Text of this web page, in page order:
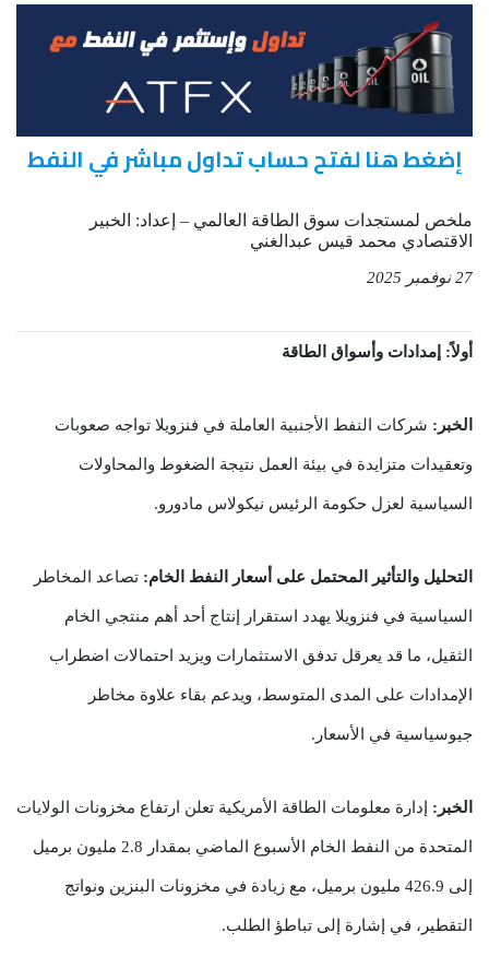
إضغط هنا لفتح حساب تداول مباشر في النفط
ملخص لمستجدات سوق الطاقة العالمي – إعداد: الخبير
الاقتصادي محمد قيس عبدالغني
27 نوفمبر 2025
أولاً: إمدادات وأسواق الطاقة
الخبر: شركات النفط الأجنبية العاملة في فنزويلا تواجه صعوبات
وتعقيدات متزايدة في بيئة العمل نتيجة الضغوط والمحاولات
السياسية لعزل حكومة الرئيس نيكولاس مادورو.
التحليل والتأثير المحتمل على أسعار النفط الخام: تصاعد المخاطر
السياسية في فنزويلا يهدد استقرار إنتاج أحد أهم منتجي الخام
الثقيل، ما قد يعرقل تدفق الاستثمارات ويزيد احتمالات اضطراب
الإمدادات على المدى المتوسط، ويدعم بقاء علاوة مخاطر
جيوسياسية في الأسعار.
الخبر: إدارة معلومات الطاقة الأمريكية تعلن ارتفاع مخزونات الولايات
المتحدة من النفط الخام الأسبوع الماضي بمقدار 2.8 مليون برميل
إلى 426.9 مليون برميل، مع زيادة في مخزونات البنزين ونواتج
التقطير، في إشارة إلى تباطؤ الطلب.